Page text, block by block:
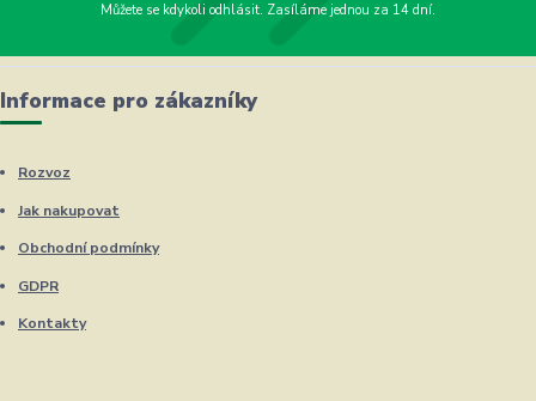
Můžete se kdykoli odhlásit. Zasíláme jednou za 14 dní.
Informace pro zákazníky
Rozvoz
Jak nakupovat
Obchodní podmínky
GDPR
Kontakty